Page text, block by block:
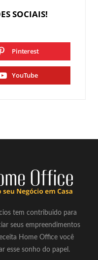
SOCIAIS!
Pinterest
YouTube
tem contribuido para
seus empreendimentos
Home Office você
esse sonho do papel.